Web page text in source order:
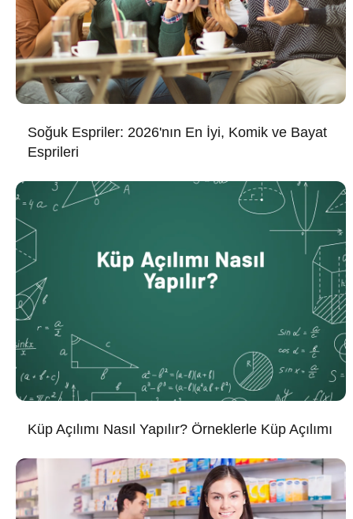
Soğuk Espriler: 2026'nın En İyi, Komik ve Bayat
Esprileri
Küp Açılımı Nasıl Yapılır? Örneklerle Küp Açılımı